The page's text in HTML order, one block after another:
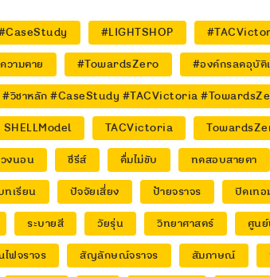
#LIGHTSHOP
วามตาย
#TowardsZero
#องค์กรลดอุบัติ
#วิชาหลัก #CaseStudy #TACVictoria
SHELLModel TACVictoria
งนอน ซีรีส์ ดื่มไม่ขับ ทดสอบสายตา
ทเรียน ปัจจัยเสี่ยง ป้ายจราจร ปิดเทอ
ระบายสี วัยรุ่น วิทยาศาสตร์ ศูน
ฟจราจร สัญลักษณ์จราจร สัมภาษณ์